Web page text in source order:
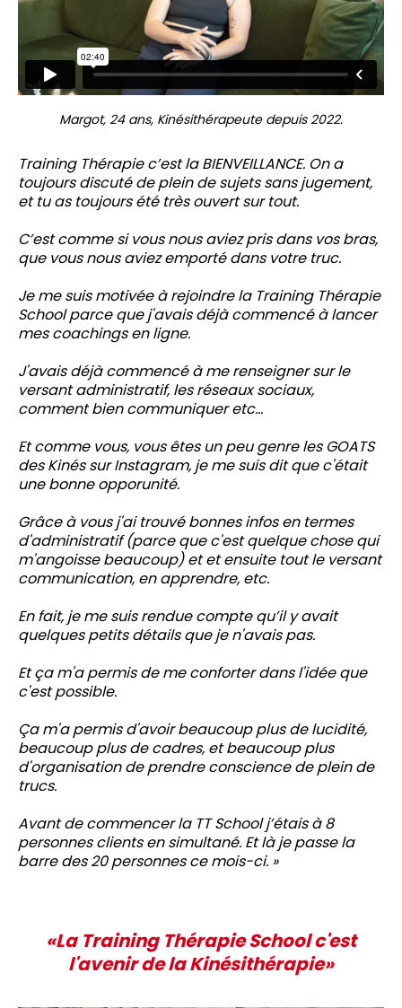
Margot, 24 ans, Kinésithérapeute depuis 2022.
Training Thérapie c’est la BIENVEILLANCE. On a
toujours discuté de plein de sujets sans jugement,
et tu as toujours été très ouvert sur tout.
C’est comme si vous nous aviez pris dans vos bras,
que vous nous aviez emporté dans votre truc.
Je me suis motivée à rejoindre la Training Thérapie
School parce que j'avais déjà commencé à lancer
mes coachings en ligne.
J'avais déjà commencé à me renseigner sur le
versant administratif, les réseaux sociaux,
comment bien communiquer etc...
Et comme vous, vous êtes un peu genre les GOATS
des Kinés sur Instagram, je me suis dit que c'était
une bonne opporunité.
Grâce à vous j'ai trouvé bonnes infos en termes
d'administratif (parce que c'est quelque chose qui
m'angoisse beaucoup) et et ensuite tout le versant
communication, en apprendre, etc.
En fait, je me suis rendue compte qu’il y avait
quelques petits détails que je n'avais pas.
Et ça m'a permis de me conforter dans l'idée que
c'est possible.
Ça m'a permis d'avoir beaucoup plus de lucidité,
beaucoup plus de cadres, et beaucoup plus
d'organisation de prendre conscience de plein de
trucs.
Avant de commencer la TT School j’étais à 8
personnes clients en simultané. Et là je passe la
barre des 20 personnes ce mois-ci. »
«La Training Thérapie School c'est
l'avenir de la Kinésithérapie»